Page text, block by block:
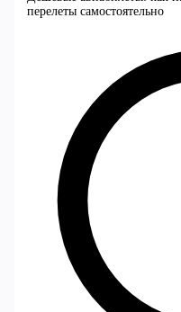
перелеты самостоятельно